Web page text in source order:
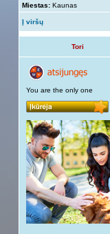
Miestas: Kaunas
Į viršų
Tori
You are the only one